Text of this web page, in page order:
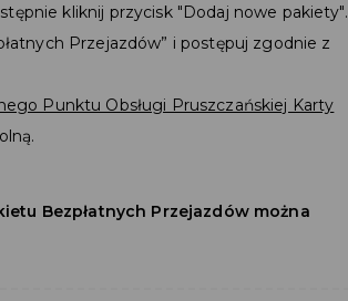
kliknij przycisk "Dodaj nowe pakiety".
Przejazdów” i postępuj zgodnie z
Punktu Obsługi Pruszczańskiej Karty
Bezpłatnych Przejazdów można